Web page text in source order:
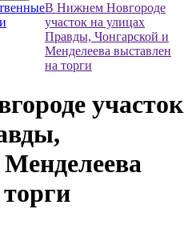
В Нижнем Новгороде
участок на улицах
Правды, Чонгарской и
Менделеева выставлен
на торги
участок